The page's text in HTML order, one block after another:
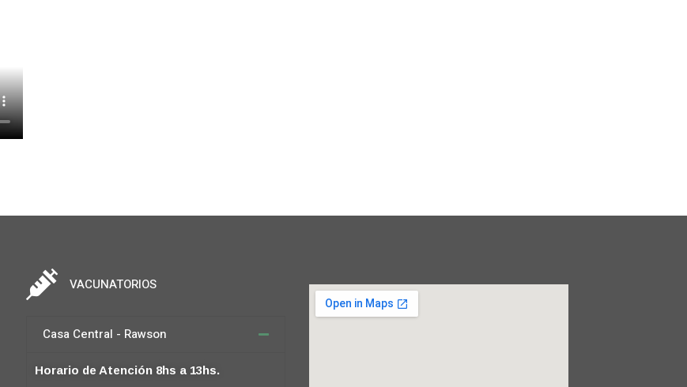
VACUNATORIOS
Casa Central - Rawson
Horario de Atención 8hs a 13hs.